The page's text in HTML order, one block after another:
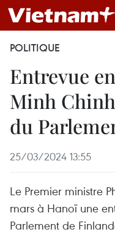
POLITIQUE
Entrevue
Minh
du
25/03/2024 13:55
Le Premier ministre
mars à Hanoï une
Parlement de